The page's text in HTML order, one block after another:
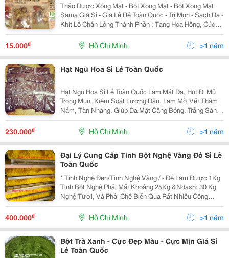
Thảo Dược Xông Mặt - Bột Xong Mặt - Bột Xong Mặt
Sama Giá Sỉ - Giá Lẻ Rẻ Toàn Quốc - Trị Mụn - Sạch Da -
Khít Lỗ Chân Lông Thành Phần : Tạng Hoa Hồng, Cúc
Hoa, Đào Hoa, Kim Ngân Hoa, Hoa Lài, Hoa Hồi, Thảo
Quả, Kỷ Tử, Vỏ Chanh , Cam Thảo, Sả, Bạch Ch
15.000₫ Hồ Chí Minh >1 năm
Hạt Ngũ Hoa Sỉ Lẻ Toàn Quốc
Hạt Ngũ Hoa Sỉ Lẻ Toàn Quốc Làm Mát Da, Hút Đi Mủ
Trong Mụn. Kiểm Soát Lượng Dầu, Làm Mờ Vết Thâm
Nám, Tàn Nhang, Giúp Da Mặt Căng Bóng, Trắng Sáng,
Hết Mụn Nhọt, Mụn Cám Trứng Cá Và Mẩn Ngứa Do Dị
Ứng. Sau Khi Đắp Mặt Nạ, Cảm Nhận Đầu Tiên Là Rất
230.000₫ Hồ Chí Minh >1 năm
Đại Lý Cung Cấp Tinh Bột Nghệ Vàng Đỏ Sỉ Lẻ
Toàn Quốc
* Tinh Nghệ Đen/Tinh Nghệ Vàng / - Để Làm Được 1Kg
Tinh Bột Nghệ Phải Mất Khoảng 25Kg &Ndash; 30 Kg
Nghệ Tươi, Và Phải Chế Biến Qua Rất Nhiều Công
Đoạn Sàng, Lọc Đi Những Chất Tạp, Xơ, Tách Bớt Tinh
Dầu Trong Củ Nghệ. Vì Vậy Tinh Bột Nghệ Ko Có Mùi H
400.000₫ Hồ Chí Minh >1 năm
Bột Trà Xanh - Cực Đẹp Màu - Cực Mịn Giá Sỉ
Lẻ Toàn Quốc